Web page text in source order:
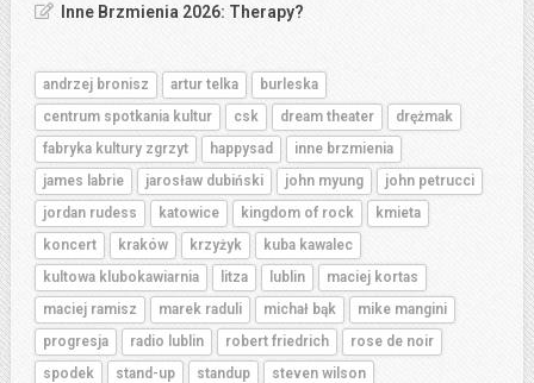
Inne Brzmienia 2026: Therapy?
andrzej bronisz artur telka
burleska
centrum spotkania kultur
csk dream theater
drężmak
fabryka kultury zgrzyt
happysad
inne brzmienia
james labrie
jarosław dubiński john myung
john petrucci
jordan rudess
katowice kingdom of rock
kmieta
koncert
kraków krzyżyk
kuba kawalec
kultowa klubokawiarnia
litza lublin
maciej kortas
maciej ramisz
marek raduli michał bąk
mike mangini
progresja
radio lublin robert friedrich
rose de noir
spodek
stand-up standup
steven wilson